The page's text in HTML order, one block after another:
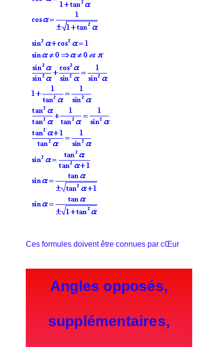
Ces formules doivent être connues par cŒur
Angles opposés,
supplémentaires,